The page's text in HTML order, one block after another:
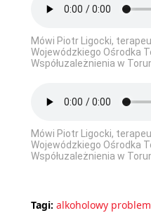
Mówi Piotr Ligocki,
Wojewódzkiego Ośrodka
Współuzależnienia w
Mówi Piotr Ligocki,
Wojewódzkiego Ośrodka
Współuzależnienia w
Tagi: alkoholowy problem